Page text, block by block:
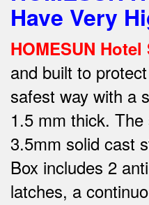
Have Very
HOMESUN Hotel
and built to
safest way with a
1.5 mm thick. The
3.5mm solid cast
Box includes 2
latches, a